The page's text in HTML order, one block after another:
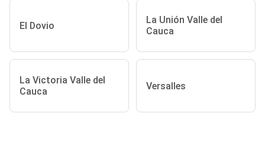
El Dovio
La Unión Valle del
Cauca
La Victoria Valle del
Cauca
Versalles